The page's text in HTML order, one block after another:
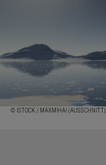
© ISTOCK / MAXMIHAI (AUSSCHNITT)